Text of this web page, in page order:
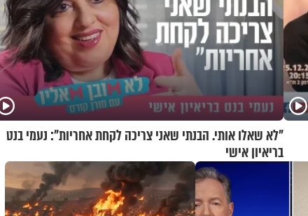
"לא שאלו אותי. הבנתי שאני צריכה לקחת אחריות": נעמי בנט
בריאיון אישי